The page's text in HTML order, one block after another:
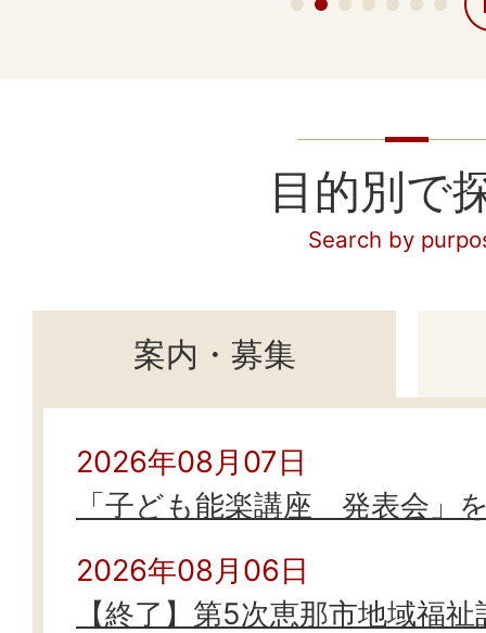
目的別で
Search by
案内・募集
案
内・
募
集
2026年08月07日
「子ども能楽講座 発表会」
2026年08月06日
【終了】第5次恵那市地域福